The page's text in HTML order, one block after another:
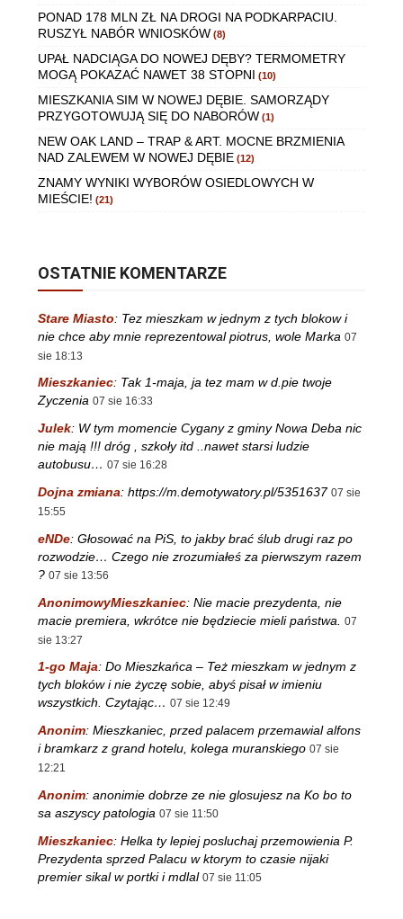
PONAD 178 MLN ZŁ NA DROGI NA PODKARPACIU.
RUSZYŁ NABÓR WNIOSKÓW (8)
UPAŁ NADCIĄGA DO NOWEJ DĘBY? TERMOMETRY
MOGĄ POKAZAĆ NAWET 38 STOPNI (10)
MIESZKANIA SIM W NOWEJ DĘBIE. SAMORZĄDY
PRZYGOTOWUJĄ SIĘ DO NABORÓW (1)
NEW OAK LAND – TRAP & ART. MOCNE BRZMIENIA
NAD ZALEWEM W NOWEJ DĘBIE (12)
ZNAMY WYNIKI WYBORÓW OSIEDLOWYCH W
MIEŚCIE! (21)
OSTATNIE KOMENTARZE
Stare Miasto: Tez mieszkam w jednym z tych blokow i
nie chce aby mnie reprezentowal piotrus, wole Marka 07
sie 18:13
Mieszkaniec: Tak 1-maja, ja tez mam w d.pie twoje
Zyczenia 07 sie 16:33
Julek: W tym momencie Cygany z gminy Nowa Deba nic
nie mają !!! dróg , szkoły itd ..nawet starsi ludzie
autobusu… 07 sie 16:28
Dojna zmiana: https://m.demotywatory.pl/5351637 07 sie
15:55
eNDe: Głosować na PiS, to jakby brać ślub drugi raz po
rozwodzie… Czego nie zrozumiałeś za pierwszym razem
? 07 sie 13:56
AnonimowyMieszkaniec: Nie macie prezydenta, nie
macie premiera, wkrótce nie będziecie mieli państwa.
07
sie 13:27
1-go Maja: Do Mieszkańca – Też mieszkam w jednym z
tych bloków i nie życzę sobie, abyś pisał w imieniu
wszystkich. Czytając… 07 sie 12:49
Anonim: Mieszkaniec, przed palacem przemawial alfons
i bramkarz z grand hotelu, kolega muranskiego 07 sie
12:21
Anonim: anonimie dobrze ze nie glosujesz na Ko bo to
sa aszyscy patologia 07 sie 11:50
Mieszkaniec: Helka ty lepiej posluchaj przemowienia P.
Prezydenta sprzed Palacu w ktorym to czasie nijaki
premier sikal w portki i mdlal 07 sie 11:05